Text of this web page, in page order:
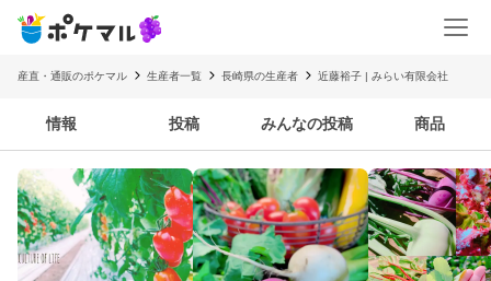
産直・通販のポケマル 生産者一覧 長崎県の生産者 近藤裕子 | みらい有限会社
情報 投稿 みんなの投稿 商品